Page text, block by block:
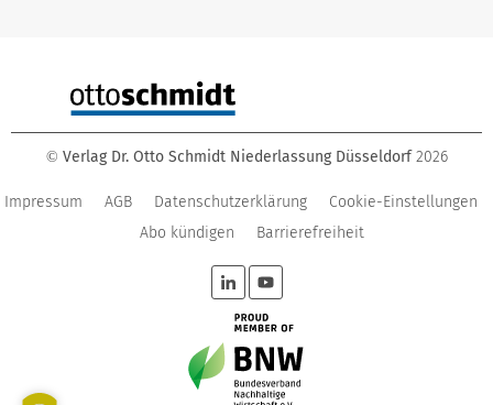
© Verlag Dr. Otto Schmidt Niederlassung Düsseldorf 2026
Impressum AGB Datenschutzerklärung
Cookie-Einstellungen
Abo kündigen
Barrierefreiheit